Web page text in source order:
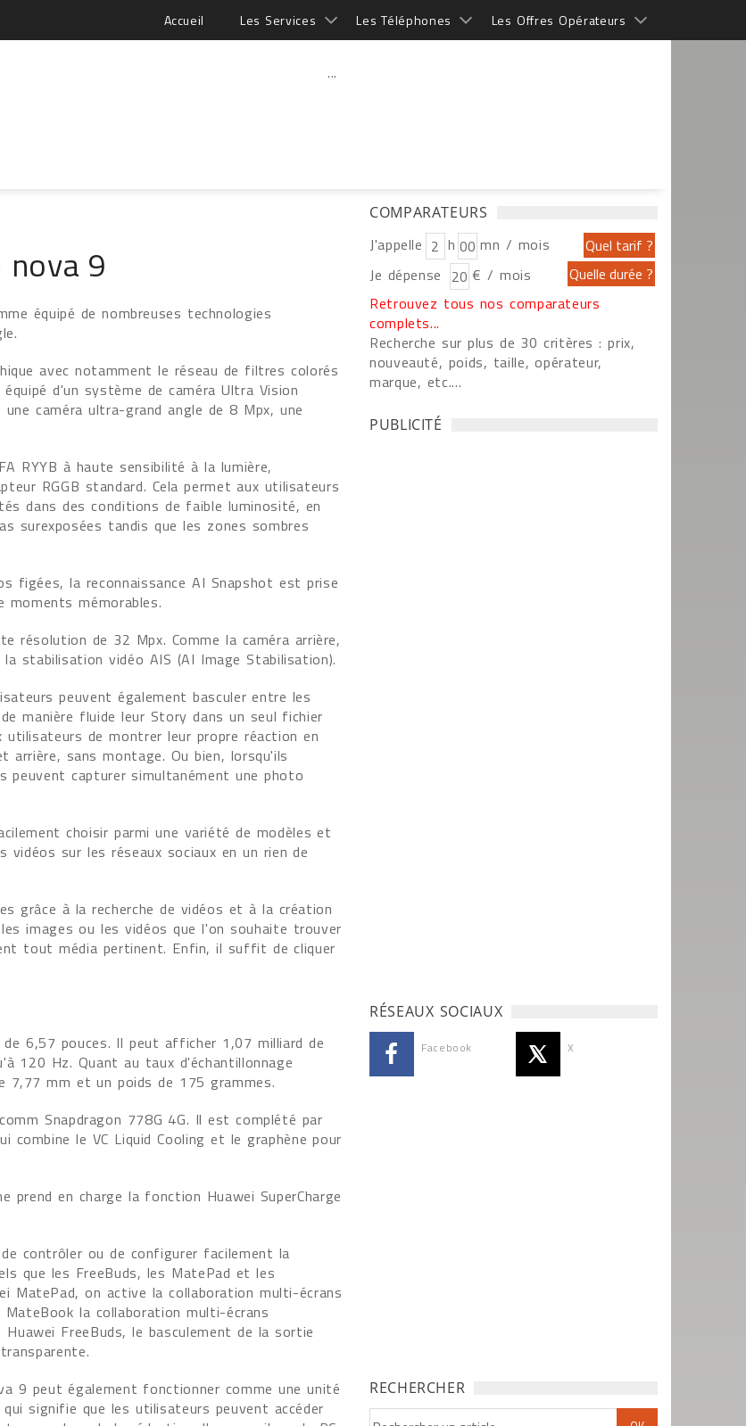
Accueil Les Services Les Téléphones Les Offres Opérateurs
...
9
équipé de nombreuses technologies
avec notamment le réseau de filtres colorés
d'un système de caméra Ultra Vision
caméra ultra-grand angle de 8 Mpx, une
RYYB à haute sensibilité à la lumière,
RGGB standard. Cela permet aux utilisateurs
dans des conditions de faible luminosité, en
surexposées tandis que les zones sombres
figées, la reconnaissance AI Snapshot est prise
mémorables.
résolution de 32 Mpx. Comme la caméra arrière,
stabilisation vidéo AIS (AI Image Stabilisation).
peuvent également basculer entre les
manière fluide leur Story dans un seul fichier
de montrer leur propre réaction en
sans montage. Ou bien, lorsqu'ils
capturer simultanément une photo
choisir parmi une variété de modèles et
sur les réseaux sociaux en un rien de
grâce à la recherche de vidéos et à la création
images ou les vidéos que l'on souhaite trouver
tout média pertinent. Enfin, il suffit de cliquer
6,57 pouces. Il peut afficher 1,07 milliard de
120 Hz. Quant au taux d'échantillonnage
7,77 mm et un poids de 175 grammes.
Snapdragon 778G 4G. Il est complété par
le VC Liquid Cooling et le graphène pour
prend en charge la fonction Huawei SuperCharge
contrôler ou de configurer facilement la
que les FreeBuds, les MatePad et les
MatePad, on active la collaboration multi-écrans
la collaboration multi-écrans
FreeBuds, le basculement de la sortie
9 peut également fonctionner comme une unité
signifie que les utilisateurs peuvent accéder
COMPARATEURS
J'appelle h
mn / mois
Je dépense
€ / mois
Retrouvez tous nos comparateurs
complets...
Recherche sur plus de 30 critères : prix,
nouveauté, poids, taille, opérateur,
marque, etc....
PUBLICITÉ
RÉSEAUX SOCIAUX
Facebook X
RECHERCHER